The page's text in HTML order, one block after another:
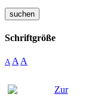
suchen
Schriftgröße
A A A